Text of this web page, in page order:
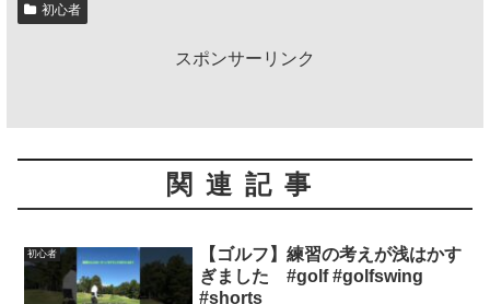
初心者
スポンサーリンク
関連記事
初心者
【ゴルフ】練習の考えが浅はかす
ぎました #golf #golfswing
#shorts